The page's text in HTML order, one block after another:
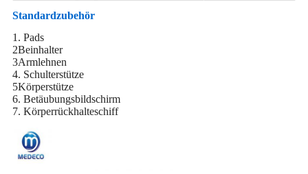
Standardzubehör
1. Pads
2Beinhalter
3Armlehnen
4. Schulterstütze
5Körperstütze
6. Betäubungsbildschirm
7. Körperrückhalteschiff